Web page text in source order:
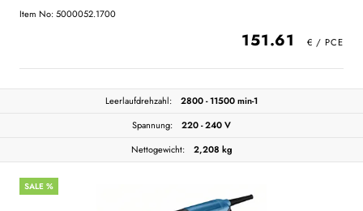
Item No: 5000052.1700
151.61
Leerlaufdrehzahl:
2800 - 11500 min-1
Spannung:
220 - 240 V
Nettogewicht:
2,208 kg
SALE %